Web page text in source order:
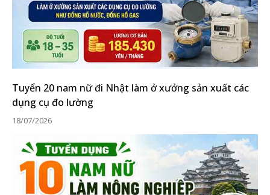
Tuyển 20 nam nữ đi Nhật làm ở xưởng sản xuất các
dụng cụ đo lường
18/07/2026